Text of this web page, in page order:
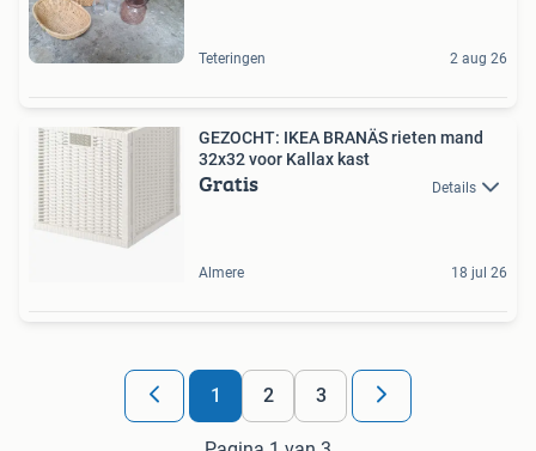
Teteringen 2 aug 26
GEZOCHT: IKEA BRANÄS rieten mand
32x32 voor Kallax kast
Gratis Details
Almere 18 jul 26
1 2 3